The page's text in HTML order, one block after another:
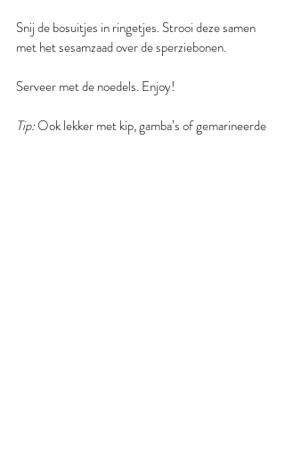
Snij de bosuitjes in ringetjes. Strooi deze samen
met het sesamzaad over de sperziebonen.
Serveer met de noedels. Enjoy!
Tip: Ook lekker met kip, gamba’s of gemarineerde